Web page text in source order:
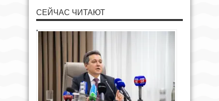
СЕЙЧАС ЧИТАЮТ